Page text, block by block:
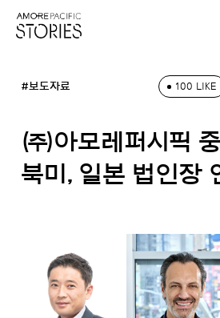
#보도자료 100 LIKE
㈜아모레퍼시픽
북미, 일본 법인장